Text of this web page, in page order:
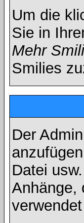
Um die
Sie in
Mehr
Smilies
Der
Datei
Anhänge,